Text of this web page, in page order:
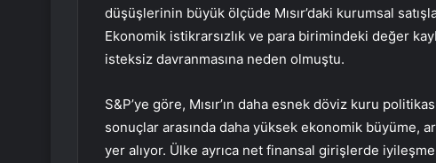
düşüşlerinin büyük ölçüde Mısır’daki kurumsal
Ekonomik istikrarsızlık ve para birimindeki değer
isteksiz davranmasına neden olmuştu.
S&P’ye göre, Mısır’ın daha esnek döviz kuru
sonuçlar arasında daha yüksek ekonomik büyüme,
yer alıyor. Ülke ayrıca net finansal girişlerde